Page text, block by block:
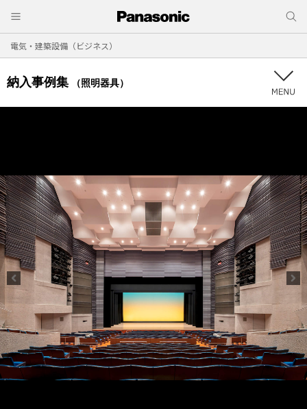
電気・建築設備（ビジネス）
納入事例集 （照明器具）